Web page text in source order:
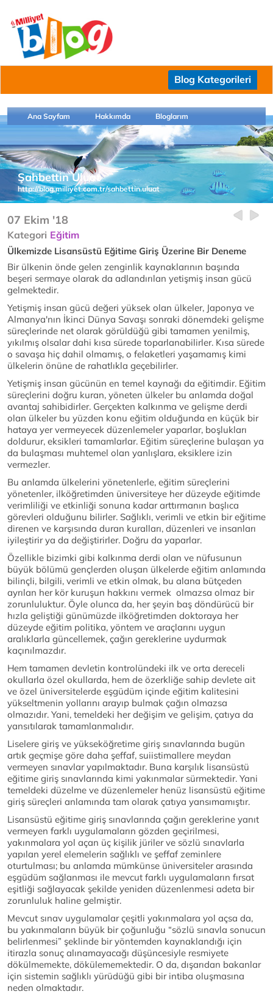
Blog Kategorileri
Ana Sayfam Hakkımda Bloglarım
Şahbettin Uluat
http://blog.milliyet.com.tr/sahbettin.uluat
07 Ekim '18
Kategori Eğitim
Ülkemizde Lisansüstü Eğitime Giriş Üzerine Bir Deneme
Bir ülkenin önde gelen zenginlik kaynaklarının başında
beşeri sermaye olarak da adlandırılan yetişmiş insan gücü
gelmektedir.
Yetişmiş insan gücü değeri yüksek olan ülkeler, Japonya ve
Almanya'nın İkinci Dünya Savaşı sonraki dönemdeki gelişme
süreçlerinde net olarak görüldüğü gibi tamamen yenilmiş,
yıkılmış olsalar dahi kısa sürede toparlanabilirler. Kısa sürede
o savaşa hiç dahil olmamış, o felaketleri yaşamamış kimi
ülkelerin önüne de rahatlıkla geçebilirler.
Yetişmiş insan gücünün en temel kaynağı da eğitimdir. Eğitim
süreçlerini doğru kuran, yöneten ülkeler bu anlamda doğal
avantaj sahibidirler. Gerçekten kalkınma ve gelişme derdi
olan ülkeler bu yüzden konu eğitim olduğunda en küçük bir
hataya yer vermeyecek düzenlemeler yaparlar, boşlukları
doldurur, eksikleri tamamlarlar. Eğitim süreçlerine bulaşan ya
da bulaşması muhtemel olan yanlışlara, eksiklere izin
vermezler.
Bu anlamda ülkelerini yönetenlerle, eğitim süreçlerini
yönetenler, ilköğretimden üniversiteye her düzeyde eğitimde
verimliliği ve etkinliği sonuna kadar arttırmanın başlıca
görevleri olduğunu bilirler. Sağlıklı, verimli ve etkin bir eğitime
direnen ve karşısında duran kuralları, düzenleri ve insanları
iyileştirir ya da değiştirirler. Doğru da yaparlar.
Özellikle bizimki gibi kalkınma derdi olan ve nüfusunun
büyük bölümü gençlerden oluşan ülkelerde eğitim anlamında
bilinçli, bilgili, verimli ve etkin olmak, bu alana bütçeden
ayrılan her kör kuruşun hakkını vermek olmazsa olmaz bir
zorunluluktur. Öyle olunca da, her şeyin baş döndürücü bir
hızla geliştiği günümüzde ilköğretimden doktoraya her
düzeyde eğitim politika, yöntem ve araçlarını uygun
aralıklarla güncellemek, çağın gereklerine uydurmak
kaçınılmazdır.
Hem tamamen devletin kontrolündeki ilk ve orta dereceli
okullarla özel okullarda, hem de özerkliğe sahip devlete ait
ve özel üniversitelerde eşgüdüm içinde eğitim kalitesini
yükseltmenin yollarını arayıp bulmak çağın olmazsa
olmazıdır. Yani, temeldeki her değişim ve gelişim, çatıya da
yansıtılarak tamamlanmalıdır.
Liselere giriş ve yükseköğretime giriş sınavlarında bugün
artık geçmişe göre daha şeffaf, suiistimallere meydan
vermeyen sınavlar yapılmaktadır. Buna karşılık lisansüstü
eğitime giriş sınavlarında kimi yakınmalar sürmektedir. Yani
temeldeki düzelme ve düzenlemeler henüz lisansüstü eğitime
giriş süreçleri anlamında tam olarak çatıya yansımamıştır.
Lisansüstü eğitime giriş sınavlarında çağın gereklerine yanıt
vermeyen farklı uygulamaların gözden geçirilmesi,
yakınmalara yol açan üç kişilik jüriler ve sözlü sınavlarla
yapılan yerel elemelerin sağlıklı ve şeffaf zeminlere
oturtulması; bu anlamda mümkünse üniversiteler arasında
eşgüdüm sağlanması ile mevcut farklı uygulamaların fırsat
eşitliği sağlayacak şekilde yeniden düzenlenmesi adeta bir
zorunluluk haline gelmiştir.
Mevcut sınav uygulamalar çeşitli yakınmalara yol açsa da,
bu yakınmaların büyük bir çoğunluğu “sözlü sınavla sonucun
belirlenmesi” şeklinde bir yöntemden kaynaklandığı için
itirazla sonuç alınamayacağı düşüncesiyle resmiyete
dökülmemekte, dökülememektedir. O da, dışarıdan bakanlar
için sistemin sağlıklı yürüdüğü gibi bir intiba oluşmasına
neden olmaktadır.